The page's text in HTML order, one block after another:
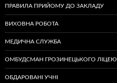
ПРАВИЛА ПРИЙОМУ ДО ЗАКЛАДУ
ВИХОВНА РОБОТА
МЕДИЧНА СЛУЖБА
ОМБУДСМАН ГРОЗИНЕЦЬКОГО ЛІЦЕЮ
ОБДАРОВАНІ УЧНІ